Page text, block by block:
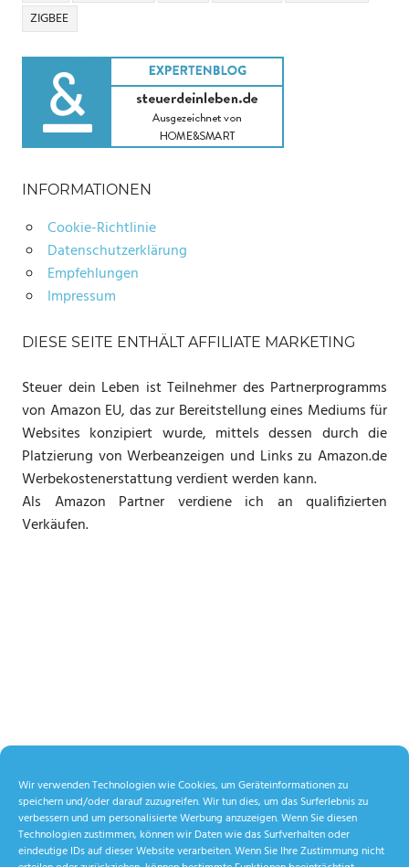
Wir verwenden Technologien wie Cookies, um Geräteinformationen zu
speichern und/oder darauf zuzugreifen. Wir tun dies, um das Surferlebnis zu
verbessern und um personalisierte Werbung anzuzeigen. Wenn Sie diesen
Technologien zustimmen, können wir Daten wie das Surfverhalten oder
eindeutige IDs auf dieser Website verarbeiten. Wenn Sie Ihre Zustimmung nicht
ZIGBEE
INFORMATIONEN
Cookie-Richtlinie
Datenschutzerklärung
Empfehlungen
Impressum
DIESE SEITE ENTHÄLT AFFILIATE MARKETING
Steuer dein Leben ist Teilnehmer des Partnerprogramms
von Amazon EU, das zur Bereitstellung eines Mediums für
Websites konzipiert wurde, mittels dessen durch die
Platzierung von Werbeanzeigen und Links zu Amazon.de
Werbekostenerstattung verdient werden kann.
Als Amazon Partner verdiene ich an qualifizierten
Verkäufen.